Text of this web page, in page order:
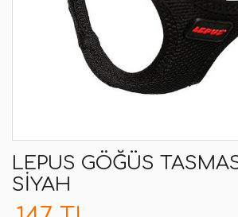
LEPUS GÖĞÜS
SIYAH